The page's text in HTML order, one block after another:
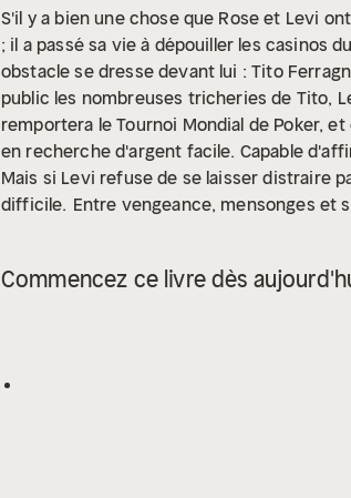
S'il y a bien une chose que Rose et Levi
; il a passé sa vie à dépouiller les casinos
obstacle se dresse devant lui : Tito
public les nombreuses tricheries de Tito,
remportera le Tournoi Mondial de Poker,
en recherche d'argent facile. Capable
Mais si Levi refuse de se laisser distraire
difficile. Entre vengeance, mensonges et
Commencez ce livre dès